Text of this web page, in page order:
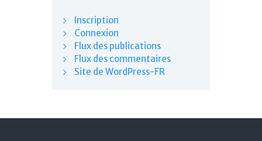
Inscription
Connexion
Flux des publications
Flux des commentaires
Site de WordPress-FR